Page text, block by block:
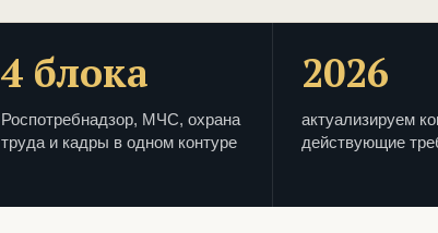
4 блока
Роспотребнадзор, МЧС, охрана
труда и кадры в одном контуре
2026
актуализируем
действующие